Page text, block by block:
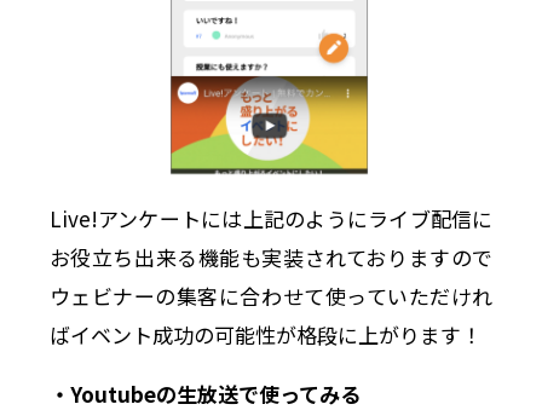
Live!アンケートには上記のようにライブ配信に
お役立ち出来る機能も実装されておりますので
ウェビナーの集客に合わせて使っていただけれ
ばイベント成功の可能性が格段に上がります！
・Youtubeの生放送で使ってみる